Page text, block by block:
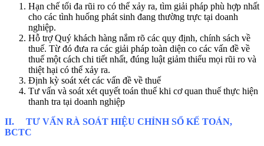
Hạn chế tối đa rũi ro có thể xảy ra, tìm giải pháp phù hợp nhất
cho các tình huống phát sinh đang thường trực tại doanh
nghiệp.
Hỗ trợ Quý khách hàng nắm rõ các quy định, chính sách về
thuế. Từ đó đưa ra các giải pháp toàn diện co các vấn đề về
thuế một cách chi tiết nhất, đúng luật giảm thiểu mọi rũi ro và
thiệt hại có thể xảy ra.
Định kỳ soát xét các vấn đề về thuế
Tư vấn và soát xét quyết toán thuế khi cơ quan thuế thực hiện
thanh tra tại doanh nghiệp
II. TƯ VẤN RÀ SOÁT HIỆU CHỈNH SỔ KẾ TOÁN,
BCTC